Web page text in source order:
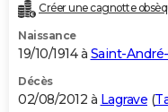
Créer une cagnotte
Naissance
19/10/1914 à Saint-
Décès
02/08/2012 à Lagrave (